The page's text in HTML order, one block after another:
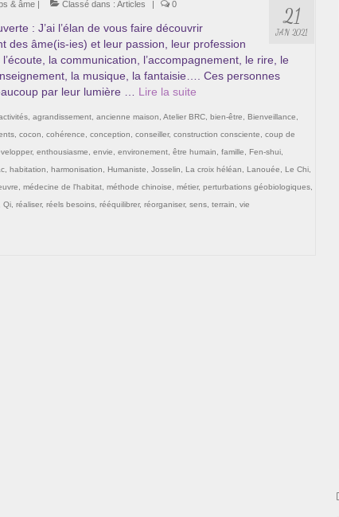
21
JAN 2021
& âme| Classé dans : Articles | 0
: J’ai l’élan de vous faire découvrir
des âme(is-ies) et leur passion, leur profession
la communication, l’accompagnement, le rire, le
la musique, la fantaisie…. Ces personnes
par leur lumière … Lire la suite­­
, agrandissement, ancienne maison Atelier BRC, bien-être Bienveillance
, cocon cohérence conception conseiller, construction consciente
coup de
, enthousiasme envie environement, être humain famille Fen-shui,
, habitation harmonisation Humaniste Josselin La croix héléan Lanouée Le Chi,
médecine de l'habitat, méthode chinoise métier, perturbations géobiologiques,
Qi, réaliser, réels besoins, rééquilibrer, réorganiser, sens, terrain vie